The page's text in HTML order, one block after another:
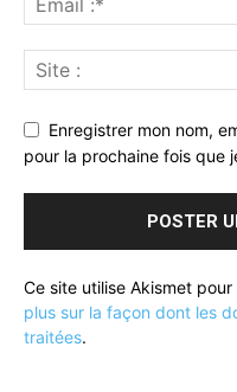
Enregistrer mon nom,
pour la prochaine fois que
Ce site utilise Akismet
plus sur la façon dont les
traitées.